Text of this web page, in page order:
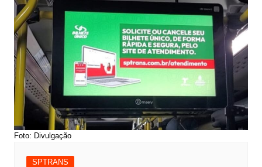
Foto: Divulgação
SPTRANS